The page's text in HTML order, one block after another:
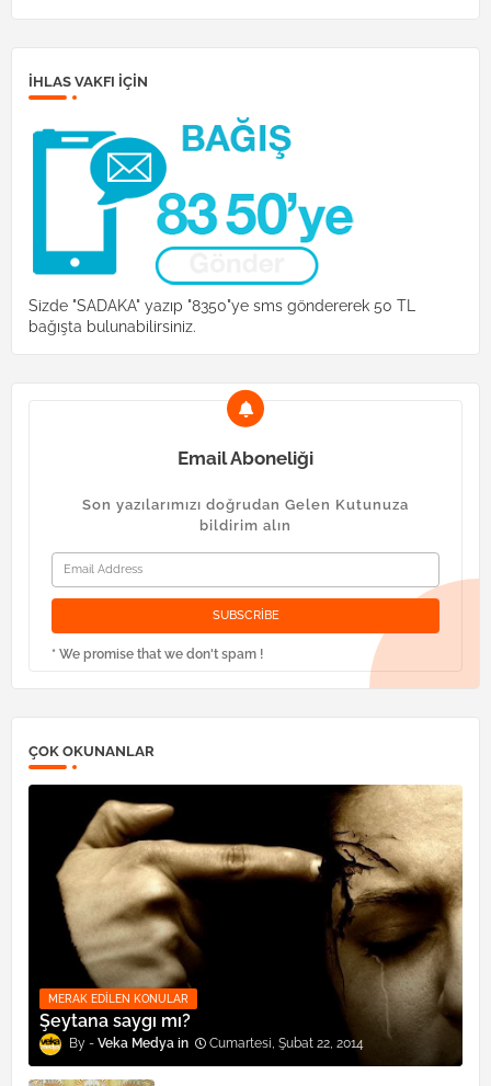
İHLAS VAKFI IÇIN
Sizde "SADAKA" yazıp "8350"ye sms göndererek 50 TL
bağışta bulunabilirsiniz.
Email Aboneliği
Son yazılarımızı doğrudan Gelen Kutunuza
bildirim alın
* We promise that we don't spam !
ÇOK OKUNANLAR
MERAK EDILEN KONULAR
Şeytana saygı mı?
Veka Medya Cumartesi, Şubat 22, 2014